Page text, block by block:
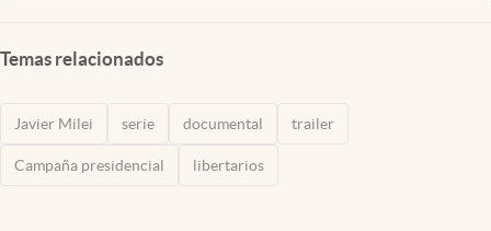
Temas relacionados
Javier Milei serie documental trailer
Campaña presidencial libertarios